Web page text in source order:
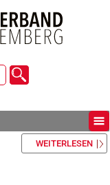
WEITERLESEN